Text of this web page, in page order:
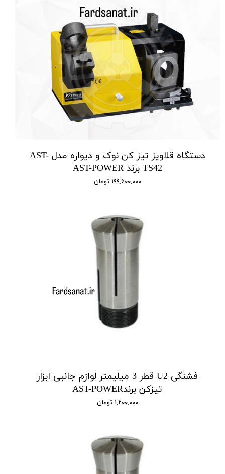
دستگاه قلاویز تیز کن نوک و دیواره مدل AST-
TS42 برند AST-POWER
۱۹۹,۶۰۰,۰۰۰ تومان
فشنگی U2 قطر 3 میلیمتر لوازم جانبی ابزار
تیزکن برندAST-POWER
۱,۲۰۰,۰۰۰ تومان